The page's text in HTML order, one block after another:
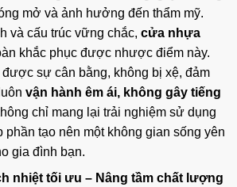
mở và ảnh hưởng đến thẩm mỹ.
và cấu trúc vững chắc, cửa nhựa
khắc phục được nhược điểm này.
sự cân bằng, không bị xệ, đảm
vận hành êm ái, không gây tiếng
chỉ mang lại trải nghiệm sử dụng
phần tạo nên một không gian sống yên
gia đình bạn.
nhiệt tối ưu – Nâng tầm chất lượng